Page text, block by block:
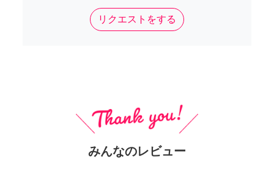
リクエストをする
みんなのレビュー